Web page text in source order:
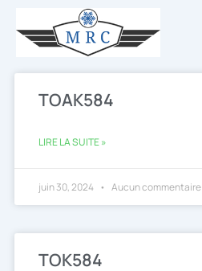
contenu
TOAK584
LIRE LA SUITE »
juin 30, 2024 Aucun commentaire
TOK584